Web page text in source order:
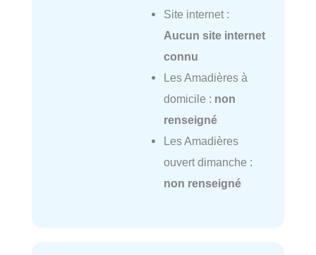
Site internet :
Aucun site internet
connu
Les Amadières à
domicile : non
renseigné
Les Amadières
ouvert dimanche :
non renseigné